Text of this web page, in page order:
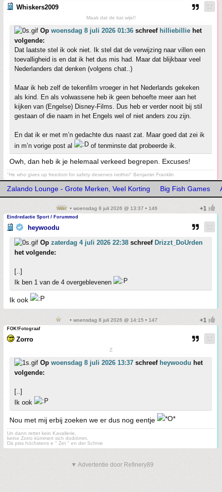
Whiskers2009
Maak dat de kat wijs!!
Op woensdag 8 juli 2026 01:36 schreef hilliebillie het
volgende:
Dat laatste stel ik ook niet. Ik stel dat de verwijzing naar villen een
toevalligheid is en dat ik het dus mis had. Maar dat blijkbaar veel
Nederlanders dat denken (volgens chat..)
Maar ik heb zelf de tekenfilm vroeger in het Nederlands gekeken
als kind. En als volwassene heb ik geen behoefte meer aan het
kijken van (Engelse) Disney-Films. Dus heb er verder nooit bij stil
gestaan of die naam in het Engels wel of niet anders zou zijn.
En dat ik er met m’n gedachte dus naast zat. Maar goed dat zei ik
in m’n vorige post al
of tenminste dat probeerde ik.
Owh, dan heb ik je helemaal verkeed begrepen. Excuses!
"He who gives up freedom for safety deserves neither" Benjamin Franklin
Zalando Lounge - Grote Merken, Veel Korting Big Fish Games
• woensdag 8 juli 2026 @ 13:37 • 146
Eindredactie Sport / Forummod
heywoodu
Op zaterdag 4 juli 2026 22:38 schreef Drizzt_DoUrden
het volgende:
[..]
Ik ben 1 van de 4 overgeblevenen
Ik ook
• woensdag 8 juli 2026 @ 14:15 • 147
FOK!Fotograaf
Zorro
Z
Op woensdag 8 juli 2026 13:37 schreef heywoodu het
volgende:
[..]
Ik ook
Nou met mij erbij zoeken we er dus nog eentje
Un dann rettet kein Kavallerie,
keine Zorro kümmert sich dodrömm.
Dä piss höchstens e " Zet " en der Schnie
▼ Advertentie door Refinery89